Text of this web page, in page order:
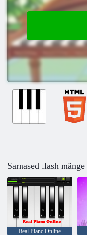
Sarnased flash mänge
Real Piano Online